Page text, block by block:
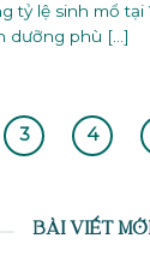
tỷ lệ sinh mổ
dưỡng phù [...]
3 4
BÀI VIẾT